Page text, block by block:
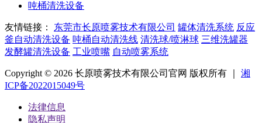
吨桶清洗设备
友情链接： 东莞市长原喷雾技术有限公司 罐体清洗系统 反应
釜自动清洗设备 吨桶自动清洗线 清洗球/喷淋球 三维洗罐器
发酵罐清洗设备 工业喷嘴 自动喷雾系统
Copyright © 2026 长原喷雾技术有限公司官网 版权所有 ｜ 湘
ICP备2022015049号
法律信息
隐私声明